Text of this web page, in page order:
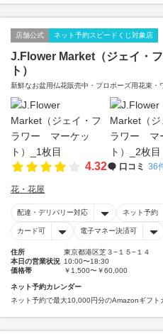
店舗公式 ネット予約スピードくじ対象店
J.Flower Market（ジェイ・
ト）
新鮮なお盆用仏花販売中・プロポーズ用花束・
4.32 口コミ 36
花・花屋
配達・デリバリー対応 ネット予約
カード可 電子マネー決済可
住所
東京都港区芝３−１５−１４
本日の営業状況 10:00〜18:30
価格帯
￥1,500〜￥60,000
ネット予約カレンダー
ネット予約で最大10,000円分のAmazonギフト